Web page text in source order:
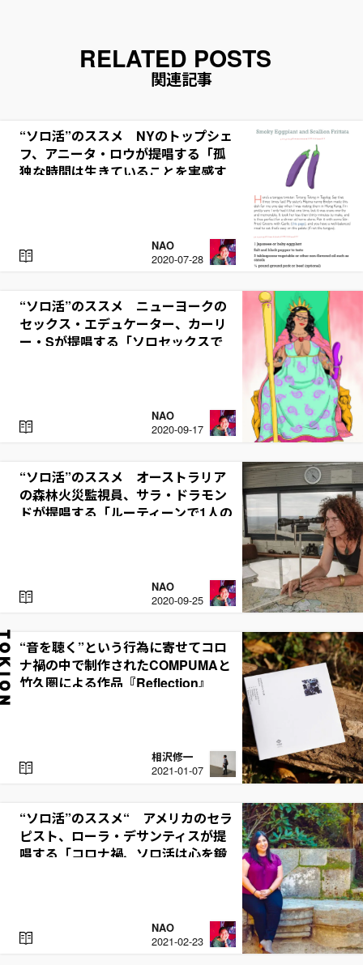
関連記事
“ソロ活”のススメ NYのトップシェ
フ、アニータ・ロウが提唱する「孤
独な時間は生きていることを実感す
NAO
2020-07-28
“ソロ活”のススメ ニューヨークの
セックス・エデュケーター、カーリ
ー・Sが提唱する「ソロセックスで
NAO
2020-09-17
R
E
“ソロ活”のススメ オーストラリア
の森林火災監視員、サラ・ドラモン
ドが提唱する「ルーティーンで1人の
NAO
2020-09-25
“音を聴く”という行為に寄せて――コロ
ナ禍の中で制作されたCOMPUMAと
竹久圏による作品『Reflection』
相沢修一
2021-01-07
R
E
“ソロ活”のススメ“ アメリカのセラ
ピスト、ローラ・デサンティスが提
唱する「コロナ禍、ソロ活は心を鍛
NAO
2021-02-23